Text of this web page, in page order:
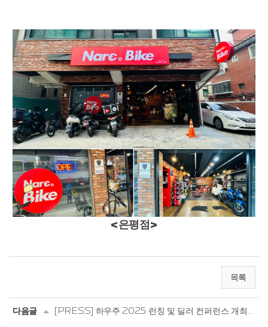
<은평점>
목록
다음글 [PRESS] 하우주 2025 런칭 및 딜러 컨퍼런스 개최 안내